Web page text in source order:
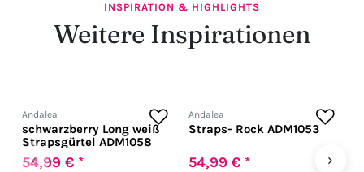
INSPIRATION & HIGHLIGHTS
Weitere Inspirationen
‹
Andalea
schwarzberry Long weiß
Strapsgürtel ADM1058
54,99 € *
Andalea
Straps- Rock ADM1053
54,99 € * ›